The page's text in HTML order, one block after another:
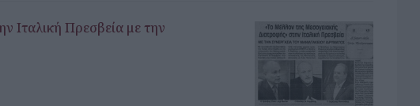
Ιταλική Πρεσβεία με την